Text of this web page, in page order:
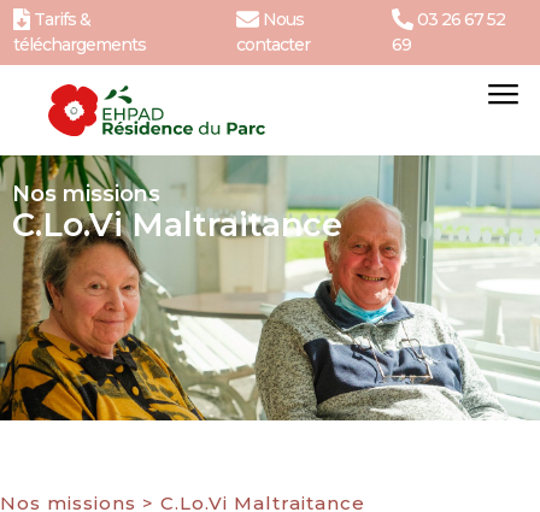
Tarifs &
téléchargements
Nous
contacter
03 26 67 52
69
Nos missions
C.Lo.Vi Maltraitance
Nos missions > C.Lo.Vi Maltraitance